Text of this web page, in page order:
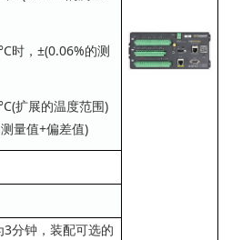
时，±(0.06%的测
扩展的温度范围)
量值+偏差值)
分钟，装配可选的